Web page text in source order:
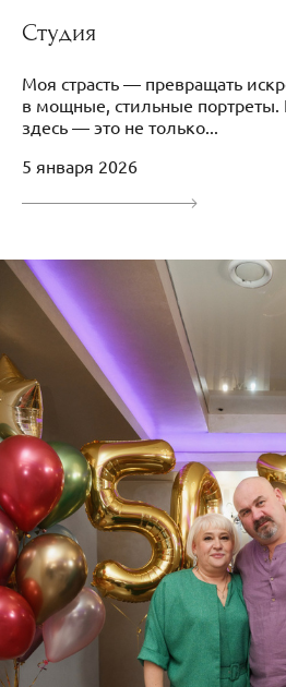
Студия
Моя страсть — превращать
в мощные, стильные
здесь — это не только...
5 января 2026